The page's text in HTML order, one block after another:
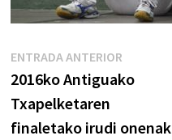
Navegación
de
entradas
ENTRADA ANTERIOR
anterior:
2016ko Antiguako
Txapelketaren
finaletako irudi onenak